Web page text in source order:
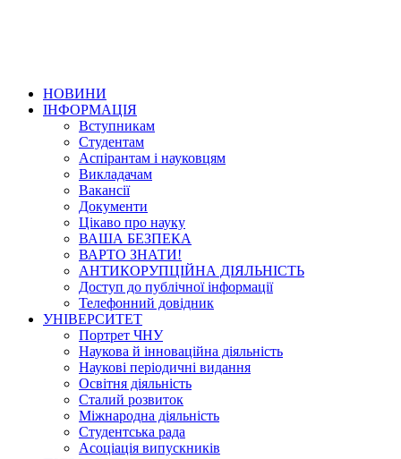
НОВИНИ
ІНФОРМАЦІЯ
Вступникам
Студентам
Аспірантам і науковцям
Викладачам
Вакансії
Документи
Цікаво про науку
ВАША БЕЗПЕКА
ВАРТО ЗНАТИ!
АНТИКОРУПЦІЙНА ДІЯЛЬНІСТЬ
Доступ до публічної інформації
Телефонний довідник
УНІВЕРСИТЕТ
Портрет ЧНУ
Наукова й інноваційна діяльність
Наукові періодичні видання
Освітня діяльність
Сталий розвиток
Міжнародна діяльність
Студентська рада
Асоціація випускників